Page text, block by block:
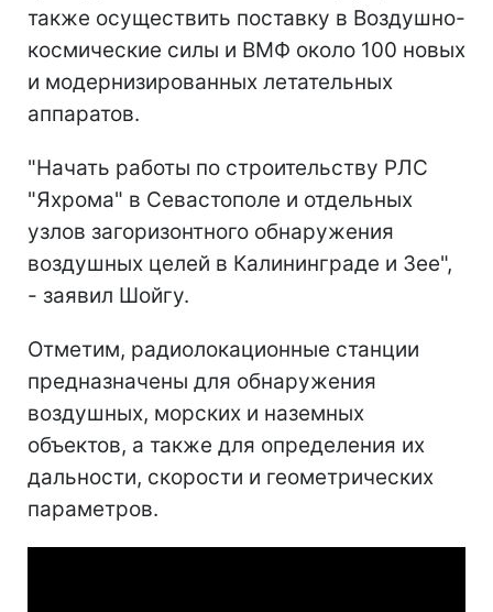
также осуществить поставку в Воздушно-
космические силы и ВМФ около 100 новых
и модернизированных летательных
аппаратов.
"Начать работы по строительству РЛС
"Яхрома" в Севастополе и отдельных
узлов загоризонтного обнаружения
воздушных целей в Калининграде и Зее",
- заявил Шойгу.
Отметим, радиолокационные станции
предназначены для обнаружения
воздушных, морских и наземных
объектов, а также для определения их
дальности, скорости и геометрических
параметров.